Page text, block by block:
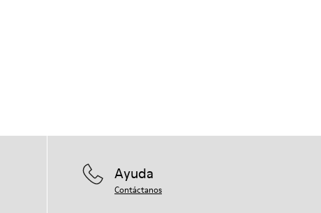
Ayuda
Contáctanos